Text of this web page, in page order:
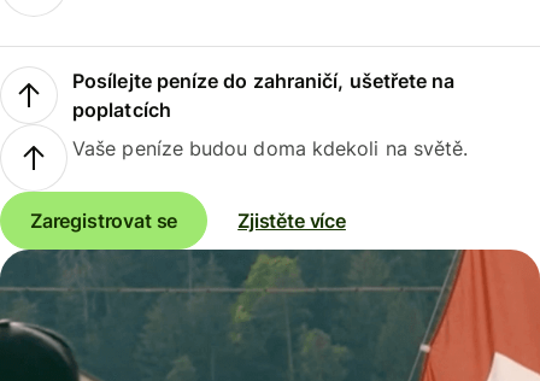
Posílejte peníze do zahraničí, ušetřete na
poplatcích
Vaše peníze budou doma kdekoli na světě.
Zaregistrovat se Zjistěte více